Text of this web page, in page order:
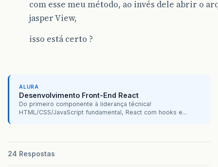
com esse meu método, ao invés dele abrir o
jasper View,
isso está certo ?
ALURA
Desenvolvimento Front-End React
Do primeiro componente à liderança técnica!
HTML/CSS/JavaScript fundamental, React com hooks e...
24 Respostas